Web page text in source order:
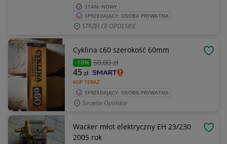
STAN: NOWY
SPRZEDAJĄCY: OSOBA PRYWATNA
STRZELCE OPOLSKIE
Cyklina c60 szerokość 60mm
-10% 50,00 zł
KUP TERAZ
45zł
SPRZEDAJĄCY: OSOBA PRYWATNA
Strzelce Opolskie
Wacker młot elektryczny EH 23/230
2005 rok